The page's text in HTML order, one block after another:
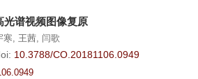
光谱视频图像复原
寒, 王茜, 闫歌
10.3788/CO.20181106.0949